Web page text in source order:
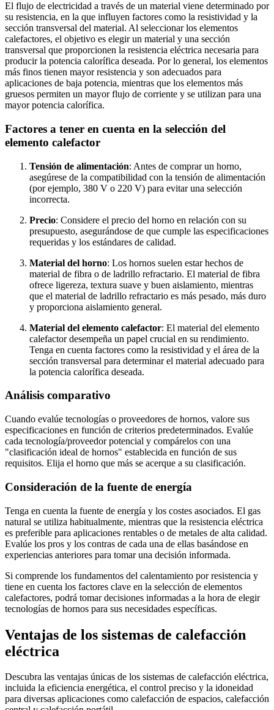
El flujo de electricidad a través de un material viene determinado por
su resistencia, en la que influyen factores como la resistividad y la
sección transversal del material. Al seleccionar los elementos
calefactores, el objetivo es elegir un material y una sección
transversal que proporcionen la resistencia eléctrica necesaria para
producir la potencia calorífica deseada. Por lo general, los elementos
más finos tienen mayor resistencia y son adecuados para
aplicaciones de baja potencia, mientras que los elementos más
gruesos permiten un mayor flujo de corriente y se utilizan para una
mayor potencia calorífica.
Factores a tener en cuenta en la selección del
elemento calefactor
Tensión de alimentación: Antes de comprar un horno,
asegúrese de la compatibilidad con la tensión de alimentación
(por ejemplo, 380 V o 220 V) para evitar una selección
incorrecta.
Precio: Considere el precio del horno en relación con su
presupuesto, asegurándose de que cumple las especificaciones
requeridas y los estándares de calidad.
Material del horno: Los hornos suelen estar hechos de
material de fibra o de ladrillo refractario. El material de fibra
ofrece ligereza, textura suave y buen aislamiento, mientras
que el material de ladrillo refractario es más pesado, más duro
y proporciona aislamiento general.
Material del elemento calefactor: El material del elemento
calefactor desempeña un papel crucial en su rendimiento.
Tenga en cuenta factores como la resistividad y el área de la
sección transversal para determinar el material adecuado para
la potencia calorífica deseada.
Análisis comparativo
Cuando evalúe tecnologías o proveedores de hornos, valore sus
especificaciones en función de criterios predeterminados. Evalúe
cada tecnología/proveedor potencial y compárelos con una
"clasificación ideal de hornos" establecida en función de sus
requisitos. Elija el horno que más se acerque a su clasificación.
Consideración de la fuente de energía
Tenga en cuenta la fuente de energía y los costes asociados. El gas
natural se utiliza habitualmente, mientras que la resistencia eléctrica
es preferible para aplicaciones rentables o de metales de alta calidad.
Evalúe los pros y los contras de cada una de ellas basándose en
experiencias anteriores para tomar una decisión informada.
Si comprende los fundamentos del calentamiento por resistencia y
tiene en cuenta los factores clave en la selección de elementos
calefactores, podrá tomar decisiones informadas a la hora de elegir
tecnologías de hornos para sus necesidades específicas.
Ventajas de los sistemas de calefacción
eléctrica
Descubra las ventajas únicas de los sistemas de calefacción eléctrica,
incluida la eficiencia energética, el control preciso y la idoneidad
para diversas aplicaciones como calefacción de espacios, calefacción